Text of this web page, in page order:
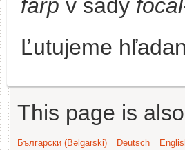
farp v sady
Ľutujeme
This page is
Български (Bəlgarski) Deutsch